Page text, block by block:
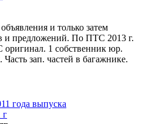
и только затем
и предложений. По ПТС 2013 г.
1 собственник юр.
зап. частей в багажнике.
г